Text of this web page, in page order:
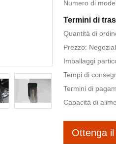
Numero di
Termini di
Quantità di
Prezzo:
Imballaggi
Tempi di
Termini di
Capacità di
Ottenga